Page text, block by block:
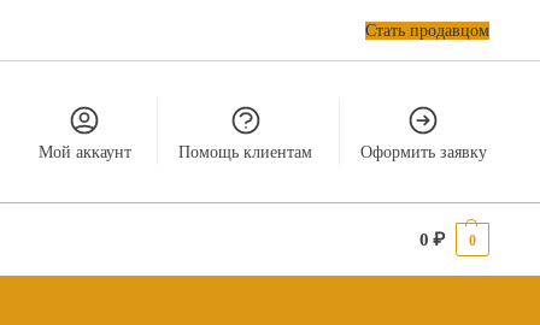
Стать продавцом
Мой аккаунт Помощь клиентам Оформить заявку
0₽ 0